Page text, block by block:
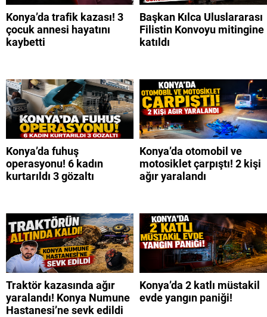
Konya’da trafik kazası! 3
çocuk annesi hayatını
kaybetti
Başkan Kılca Uluslararası
Filistin Konvoyu mitingine
katıldı
Konya’da fuhuş
operasyonu! 6 kadın
kurtarıldı 3 gözaltı
Konya’da otomobil ve
motosiklet çarpıştı! 2 kişi
ağır yaralandı
Traktör kazasında ağır
yaralandı! Konya Numune
Hastanesi’ne sevk edildi
Konya’da 2 katlı müstakil
evde yangın paniği!